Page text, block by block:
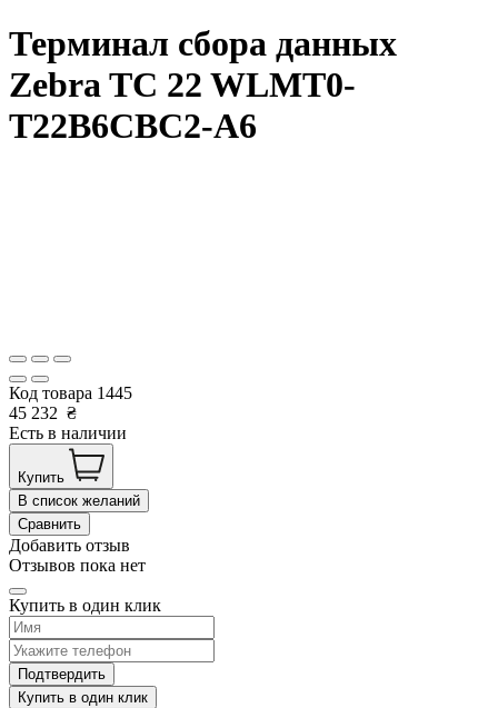
Терминал сбора данных
Zebra TC 22 WLMT0-
T22B6CBC2-A6
Код товара 1445
45 232 ₴
Есть в наличии
Купить
В список желаний
Сравнить
Добавить отзыв
Отзывов пока нет
Купить в один клик
Подтвердить
Купить в один клик